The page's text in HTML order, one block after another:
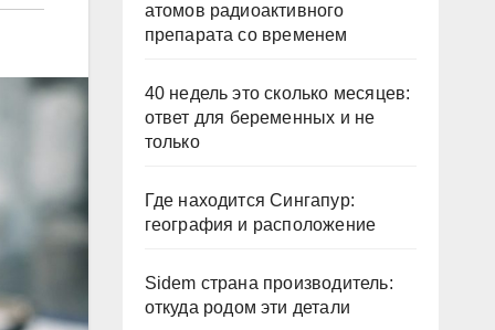
атомов радиоактивного
препарата со временем
40 недель это сколько месяцев:
ответ для беременных и не
только
Где находится Сингапур:
география и расположение
Sidem страна производитель:
откуда родом эти детали